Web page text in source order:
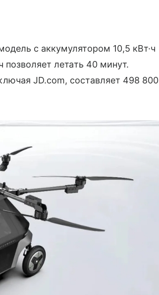
с аккумулятором 10,5 кВт·ч
позволяет летать 40 минут.
JD.com, составляет 498 800